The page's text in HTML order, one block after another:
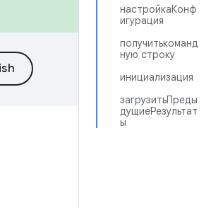
настройкаКонф
игурация
получитькоманд
ную строку
инициализация
загрузитьПреды
дущиеРезультат
ы